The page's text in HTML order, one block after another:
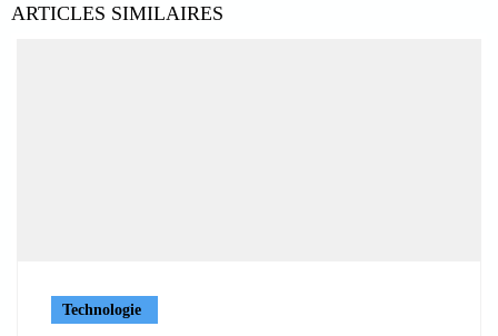
ARTICLES SIMILAIRES
Technologie